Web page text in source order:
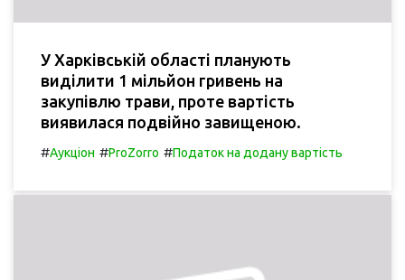
У Харківській області планують
виділити 1 мільйон гривень на
закупівлю трави, проте вартість
виявилася подвійно завищеною.
#Аукціон #ProZorro #Податок на додану вартість